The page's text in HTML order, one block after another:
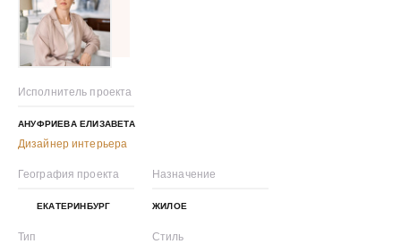
Исполнитель проекта
АНУФРИЕВА ЕЛИЗАВЕТА
Дизайнер интерьера
География проекта
ЕКАТЕРИНБУРГ
Назначение
ЖИЛОЕ
Тип Стиль